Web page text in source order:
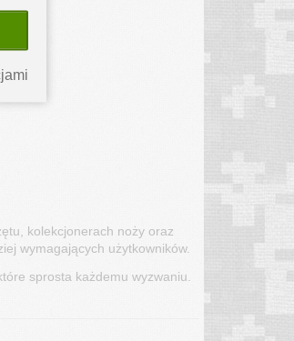
kolekcjonerach noży oraz
wymagających użytkowników.
sprosta każdemu wyzwaniu.